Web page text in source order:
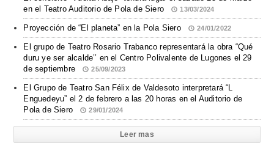
en el Teatro Auditorio de Pola de Siero
13/03/2024
Proyección de “El planeta” en la Pola Siero 24/01/2022
El grupo de Teatro Rosario Trabanco representará la obra “Qué
duru ye ser alcalde’’ en el Centro Polivalente de Lugones el 29
de septiembre
25/09/2023
El Grupo de Teatro San Félix de Valdesoto interpretará “L
Enguedeyu” el 2 de febrero a las 20 horas en el Auditorio de
Pola de Siero
29/01/2024
Leer mas